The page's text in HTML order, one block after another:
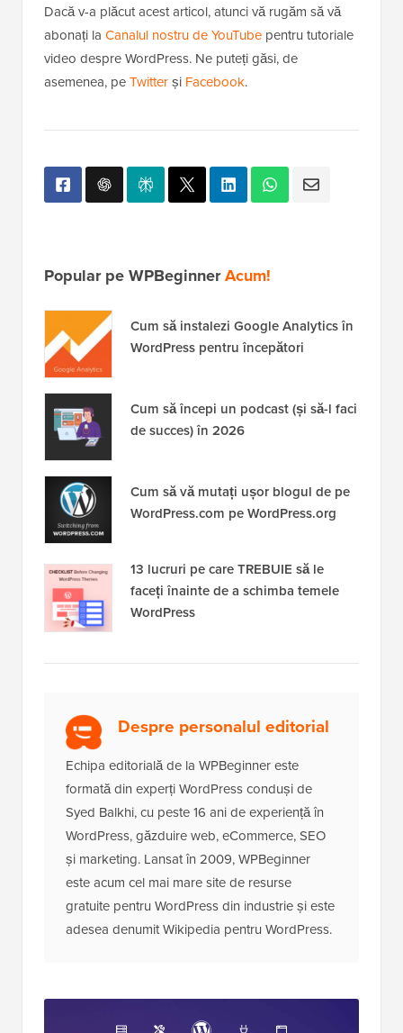
Dacă v-a plăcut acest articol, atunci vă rugăm să vă
abonați la Canalul nostru de YouTube pentru tutoriale
video despre WordPress. Ne puteți găsi, de
asemenea, peTwitterși Facebook.
Popular pe WPBeginnerAcum!
Cum să instalezi Google Analytics în
WordPress pentru începători
Cum să începi un podcast (și să-l faci
de succes) în 2026
Cum să vă mutați ușor blogul de pe
WordPress.com pe WordPress.org
13 lucruri pe care TREBUIE să le
faceți înainte de a schimba temele
WordPress
Despre personalul editorial
Echipa editorială de la WPBeginner este
formată din experți WordPress conduși de
Syed Balkhi, cu peste 16 ani de experiență în
WordPress, găzduire web, eCommerce, SEO
și marketing. Lansat în 2009, WPBeginner
este acum cel mai mare site de resurse
gratuite pentru WordPress din industrie și este
adesea denumit Wikipedia pentru WordPress.